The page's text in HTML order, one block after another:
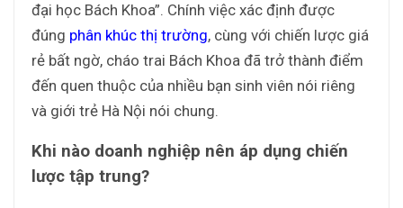
đại học Bách Khoa”. Chính việc xác định được
đúng phân khúc thị trường, cùng với chiến lược giá
rẻ bất ngờ, cháo trai Bách Khoa đã trở thành điểm
đến quen thuộc của nhiều bạn sinh viên nói riêng
và giới trẻ Hà Nội nói chung.
Khi nào doanh nghiệp nên áp dụng chiến
lược tập trung?